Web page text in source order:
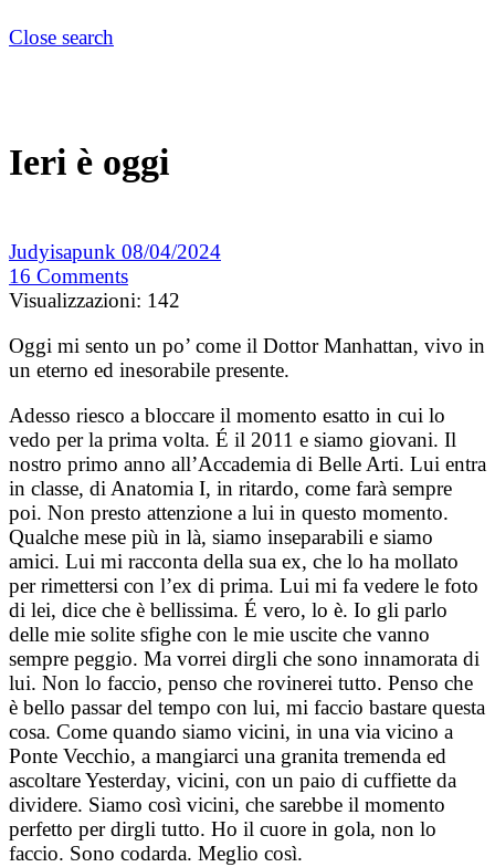
Close search
Ieri è oggi
Judyisapunk 08/04/2024
16 Comments
Visualizzazioni: 142
Oggi mi sento un po’ come il Dottor Manhattan, vivo in
un eterno ed inesorabile presente.
Adesso riesco a bloccare il momento esatto in cui lo
vedo per la prima volta. É il 2011 e siamo giovani. Il
nostro primo anno all’Accademia di Belle Arti. Lui entra
in classe, di Anatomia I, in ritardo, come farà sempre
poi. Non presto attenzione a lui in questo momento.
Qualche mese più in là, siamo inseparabili e siamo
amici. Lui mi racconta della sua ex, che lo ha mollato
per rimettersi con l’ex di prima. Lui mi fa vedere le foto
di lei, dice che è bellissima. É vero, lo è. Io gli parlo
delle mie solite sfighe con le mie uscite che vanno
sempre peggio. Ma vorrei dirgli che sono innamorata di
lui. Non lo faccio, penso che rovinerei tutto. Penso che
è bello passar del tempo con lui, mi faccio bastare questa
cosa. Come quando siamo vicini, in una via vicino a
Ponte Vecchio, a mangiarci una granita tremenda ed
ascoltare Yesterday, vicini, con un paio di cuffiette da
dividere. Siamo così vicini, che sarebbe il momento
perfetto per dirgli tutto. Ho il cuore in gola, non lo
faccio. Sono codarda. Meglio così.